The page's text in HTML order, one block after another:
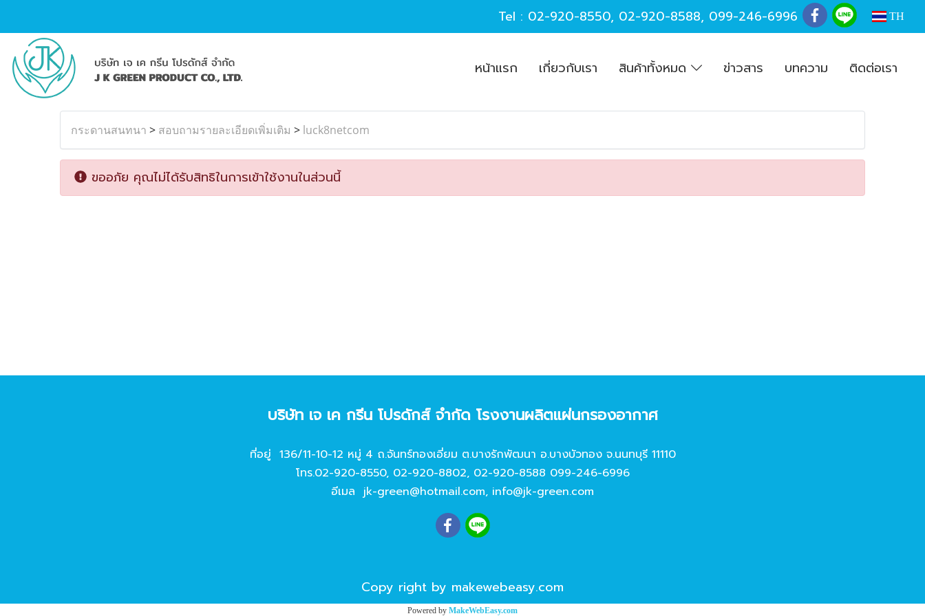
Tel : 02-920-8550, 02-920-8588, 099-246-6996 TH
หน้าแรก เกี่ยวกับเรา สินค้าทั้งหมด ข่าวสาร บทความ ติดต่อเรา
กระดานสนทนา > สอบถามรายละเอียดเพิ่มเติม > luck8netcom
ขออภัย คุณไม่ได้รับสิทธิในการเข้าใช้งานในส่วนนี้
บริษัท เจ เค กรีน โปรดักส์ จํากัด โรงงานผลิตแผ่นกรองอากาศ
ที่อยู่ 136/11-10-12 หมู่ 4 ถ.จันทร์ทองเอี่ยม ต.บางรักพัฒนา อ.บางบัวทอง จ.นนทบุรี 11110
โทร.02-920-8550, 02-920-8802, 02-920-8588 099-246-6996
อีเมล jk-green@hotmail.com, info@jk-green.com
Copy right by makewebeasy.com
Powered by MakeWebEasy.com